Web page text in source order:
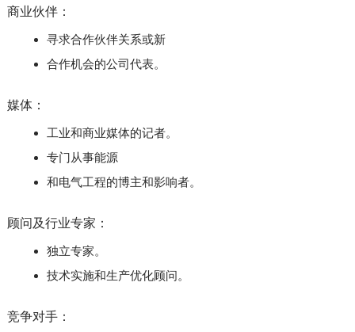
商业伙伴：
寻求合作伙伴关系或新
合作机会的公司代表。
媒体：
工业和商业媒体的记者。
专门从事能源
和电气工程的博主和影响者。
顾问及行业专家：
独立专家。
技术实施和生产优化顾问。
竞争对手：